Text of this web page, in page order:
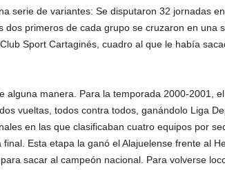
serie de variantes: Se disputaron 32 jornadas
primeros de cada grupo se cruzaron en una
Sport Cartaginés, cuadro al que le había
manera. Para la temporada 2000-2001,
vueltas, todos contra todos, ganándolo Liga
en las que clasificaban cuatro equipos por
Esta etapa la ganó el Alajuelense frente al
sacar al campeón nacional. Para volverse